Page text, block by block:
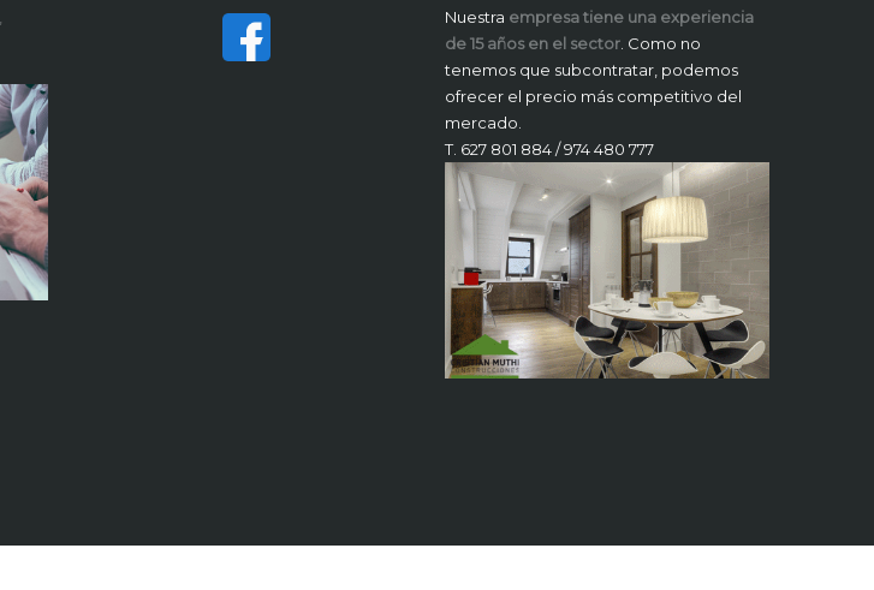
Nuestra empresa tiene una experiencia
de 15 años en el sector . Como no
tenemos que subcontratar, podemos
ofrecer el precio más competitivo del
mercado.
T. 627 801 884 / 974 480 777